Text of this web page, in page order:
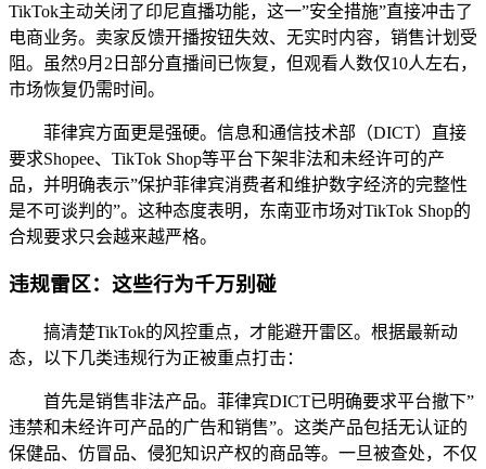
TikTok主动关闭了印尼直播功能，这一”安全措施”直接冲击了
电商业务。卖家反馈开播按钮失效、无实时内容，销售计划受
阻。虽然9月2日部分直播间已恢复，但观看人数仅10人左右，
市场恢复仍需时间。
菲律宾方面更是强硬。信息和通信技术部（DICT）直接
要求Shopee、TikTok Shop等平台下架非法和未经许可的产
品，并明确表示”保护菲律宾消费者和维护数字经济的完整性
是不可谈判的”。这种态度表明，东南亚市场对TikTok Shop的
合规要求只会越来越严格。
违规雷区：这些行为千万别碰
搞清楚TikTok的风控重点，才能避开雷区。根据最新动
态，以下几类违规行为正被重点打击：
首先是销售非法产品。菲律宾DICT已明确要求平台撤下”
违禁和未经许可产品的广告和销售”。这类产品包括无认证的
保健品、仿冒品、侵犯知识产权的商品等。一旦被查处，不仅